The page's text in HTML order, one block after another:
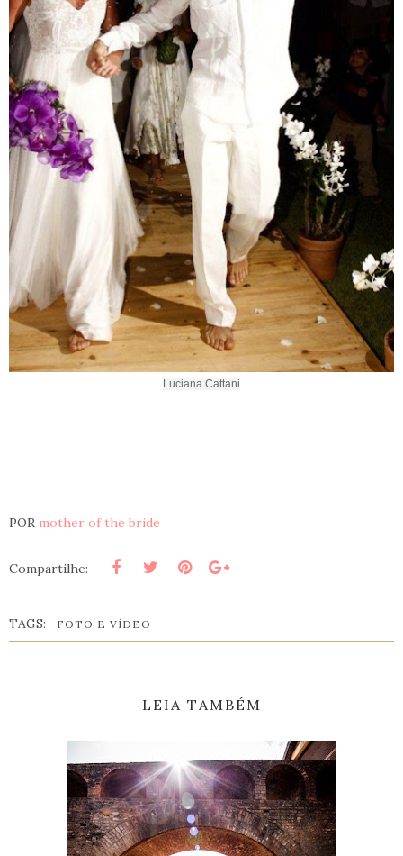
Luciana Cattani
POR mother of the bride
Compartilhe:
TAGS: FOTO E VÍDEO
LEIA TAMBÉM